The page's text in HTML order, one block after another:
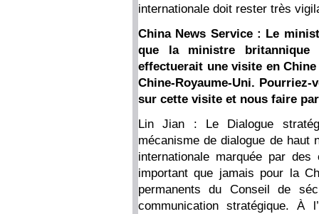
internationale doit rester très
China News Service : Le
que la ministre britannique
effectuerait une visite en
Chine-Royaume-Uni.
sur cette visite et nous faire
Lin Jian : Le Dialogue
mécanisme de dialogue de
internationale marquée par
important que jamais pour la
permanents du Conseil de
communication stratégique. À